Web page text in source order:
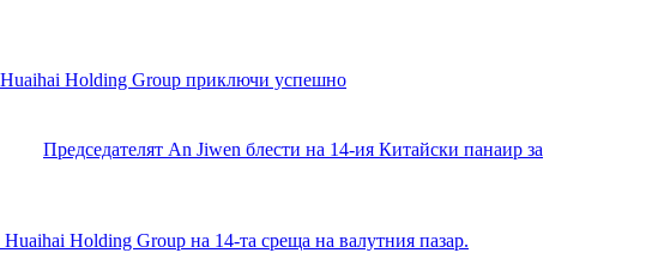
Holding Group приключи успешно
Председателят An Jiwen блести на 14-ия Китайски панаир за
Holding Group на 14-та среща на валутния пазар.